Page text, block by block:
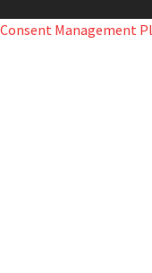
Consent Management